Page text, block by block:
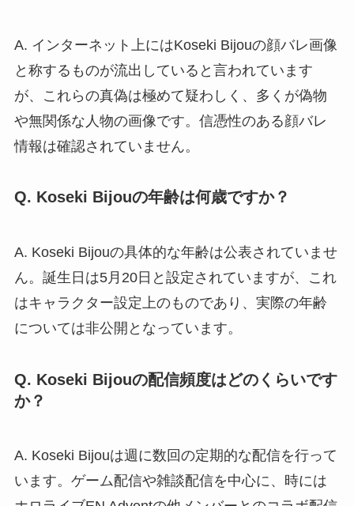
A. インターネット上にはKoseki Bijouの顔バレ画像
と称するものが流出していると言われています
が、これらの真偽は極めて疑わしく、多くが偽物
や無関係な人物の画像です。信憑性のある顔バレ
情報は確認されていません。
Q. Koseki Bijouの年齢は何歳ですか？
A. Koseki Bijouの具体的な年齢は公表されていませ
ん。誕生日は5月20日と設定されていますが、これ
はキャラクター設定上のものであり、実際の年齢
については非公開となっています。
Q. Koseki Bijouの配信頻度はどのくらいです
か？
A. Koseki Bijouは週に数回の定期的な配信を行って
います。ゲーム配信や雑談配信を中心に、時には